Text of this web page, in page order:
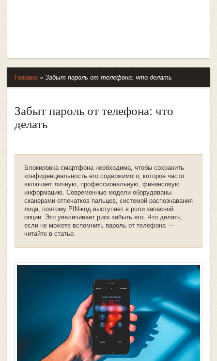
Головна » Забыт пароль от телефона: что делать
Забыт пароль от телефона: что
делать
Блокировка смартфона необходима, чтобы сохранить
конфиденциальность его содержимого, которое часто
включает личную, профессиональную, финансовую
информацию. Современные модели оборудованы
сканерами отпечатков пальцев, системой распознавания
лица, поэтому PIN-код выступает в роли запасной
опции. Это увеличивает риск забыть его. Что делать,
если не можете вспомнить пароль от телефона ―
читайте в статье.